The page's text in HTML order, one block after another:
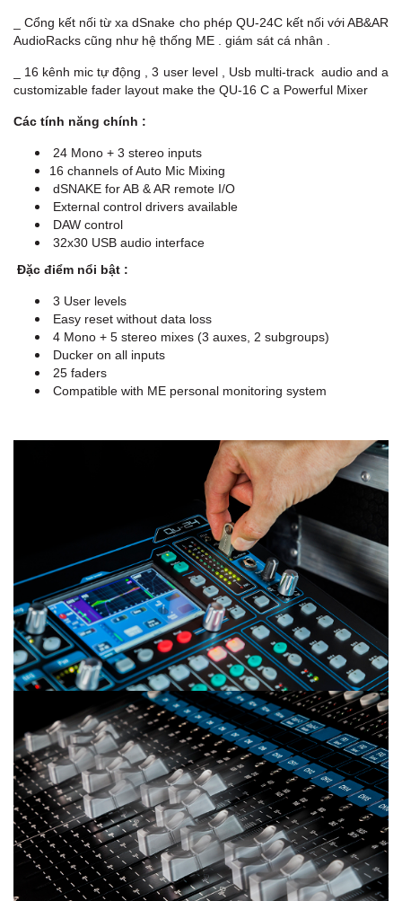
_ Cổng kết nối từ xa dSnake cho phép QU-24C kết nối với AB&AR
AudioRacks cũng như hệ thống ME . giám sát cá nhân .
_ 16 kênh mic tự động , 3 user level , Usb multi-track audio and a
customizable fader layout make the QU-16 C a Powerful Mixer
Các tính năng chính :
24 Mono + 3 stereo inputs
16 channels of Auto Mic Mixing
dSNAKE for AB & AR remote I/O
External control drivers available
DAW control
32x30 USB audio interface
Đặc điểm nổi bật :
3 User levels
Easy reset without data loss
4 Mono + 5 stereo mixes (3 auxes, 2 subgroups)
Ducker on all inputs
25 faders
Compatible with ME personal monitoring system